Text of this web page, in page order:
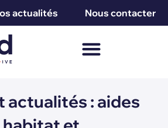
actualités Nous contacter
actualités : aides